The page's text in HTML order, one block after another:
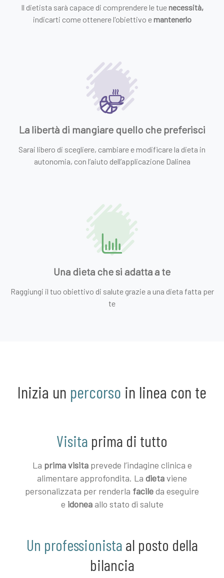
Il dietista sarà capace di comprendere le tue necessità,
indicarti come ottenere l'obiettivo e mantenerlo
La libertà di mangiare quello che preferisci
Sarai libero di scegliere, cambiare e modificare la dieta in
autonomia, con l’aiuto dell’applicazione Dalinea
Una dieta che si adatta a te
Raggiungi il tuo obiettivo di salute grazie a una dieta fatta per
te
Inizia un percorso in linea con te
Visita prima di tutto
La prima visitaprevede l’indagine clinica e
alimentare approfondita. La dietaviene
personalizzata per renderla facileda eseguire
e idoneaallo stato di salute
Un professionista al posto della
bilancia